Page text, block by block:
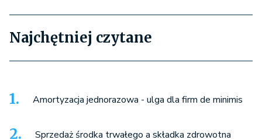
Najchętniej czytane
Amortyzacja jednorazowa - ulga dla firm de minimis
Sprzedaż środka trwałego a składka zdrowotna